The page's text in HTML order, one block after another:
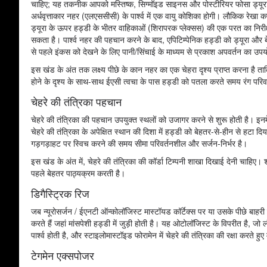
चाहिए; यह तकनीक आपको मस्तिष्क, सिग्मॉइड साइनस और पोस्टीरियर फोसा
अर्धवृत्ताकार नहर (एलएससीसी) के पार्श्व में एक वायु कोशिका होगी। लौकिक
ड्यूरा के ऊपर हड्डी के भीतर वाहिकाओं (शिरापरक प्लेक्सस) की एक परत का
सकता है। पार्श्व नहर की पहचान करने के बाद, एपिटिम्पेनिक हड्डी को ड्यूरा
से पहले इंकस को देखने के लिए पानी/सिंचाई के माध्यम से प्रकाश अपवर्तन का
इस खंड के अंत तक लक्ष्य पीछे के कान नहर का एक चेहरा दृश्य प्राप्त करना है
होने के दृश्य के साथ-साथ ईएसी त्वचा के पास हड्डी को पतला करते समय रंग
चेहरे की तंत्रिका पहचान
चेहरे की तंत्रिका की पहचान उपयुक्त स्थलों को उजागर करने से शुरू होती है।
चेहरे की तंत्रिका के अपेक्षित स्थान की दिशा में हड्डी को बेहतर-से-हीन से हटा
गड़गड़ाहट पर स्विच करने की समय सीमा परिवर्तनशील और सर्जन-निर्भर है।
इस खंड के अंत में, चेहरे की तंत्रिका की कॉर्डा टिम्पनी शाखा दिखाई देनी
पहले बेहतर पाठ्यक्रम करती है।
डिगैस्ट्रिक रिज
जब न्यूरोसर्जन / ईएनटी ऑन्कोलॉजिस्ट मास्टॉयड कॉर्टेक्स पर या उसके पीछे
करते हैं जहां मांसपेशी हड्डी में जुड़ी होती है। यह ओटोलॉजिस्ट के विपरीत है,
पार्श्व होती है, और स्टाइलोमास्टॉइड फोरामेन में चेहरे की तंत्रिका की रक्षा
टेगमेन एक्सपोजर